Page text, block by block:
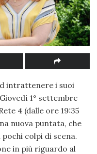
intrattenere i suoi
1° settembre
4 (dalle ore 19:35
nuova puntata, che
colpi di scena.
in più riguardo al